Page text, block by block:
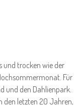
und trocken wie der
Für
und den Dahlienpark.
den letzten 20 Jahren,